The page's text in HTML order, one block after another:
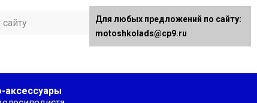
аксессуары
Для любых предложений по сайту:
motoshkolads@cp9.ru